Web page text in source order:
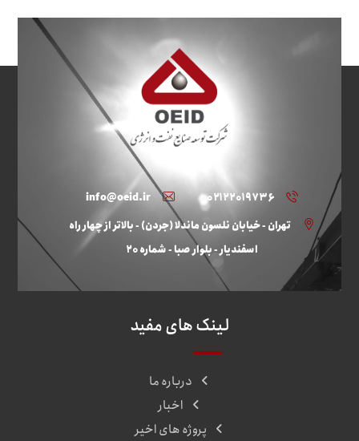
۰۲۱۲۲۰۱۹۷۳۶
info@oeid.ir
تهران - خیابان نلسون ماندلا (جردن) - بالاتر از چهار راه
اسفندیار - بلوار صبا - شماره ۲۰
لینک های مفید
درباره ما
اخبار
پروژه های اخیر